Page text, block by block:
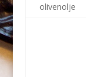
olivenolje